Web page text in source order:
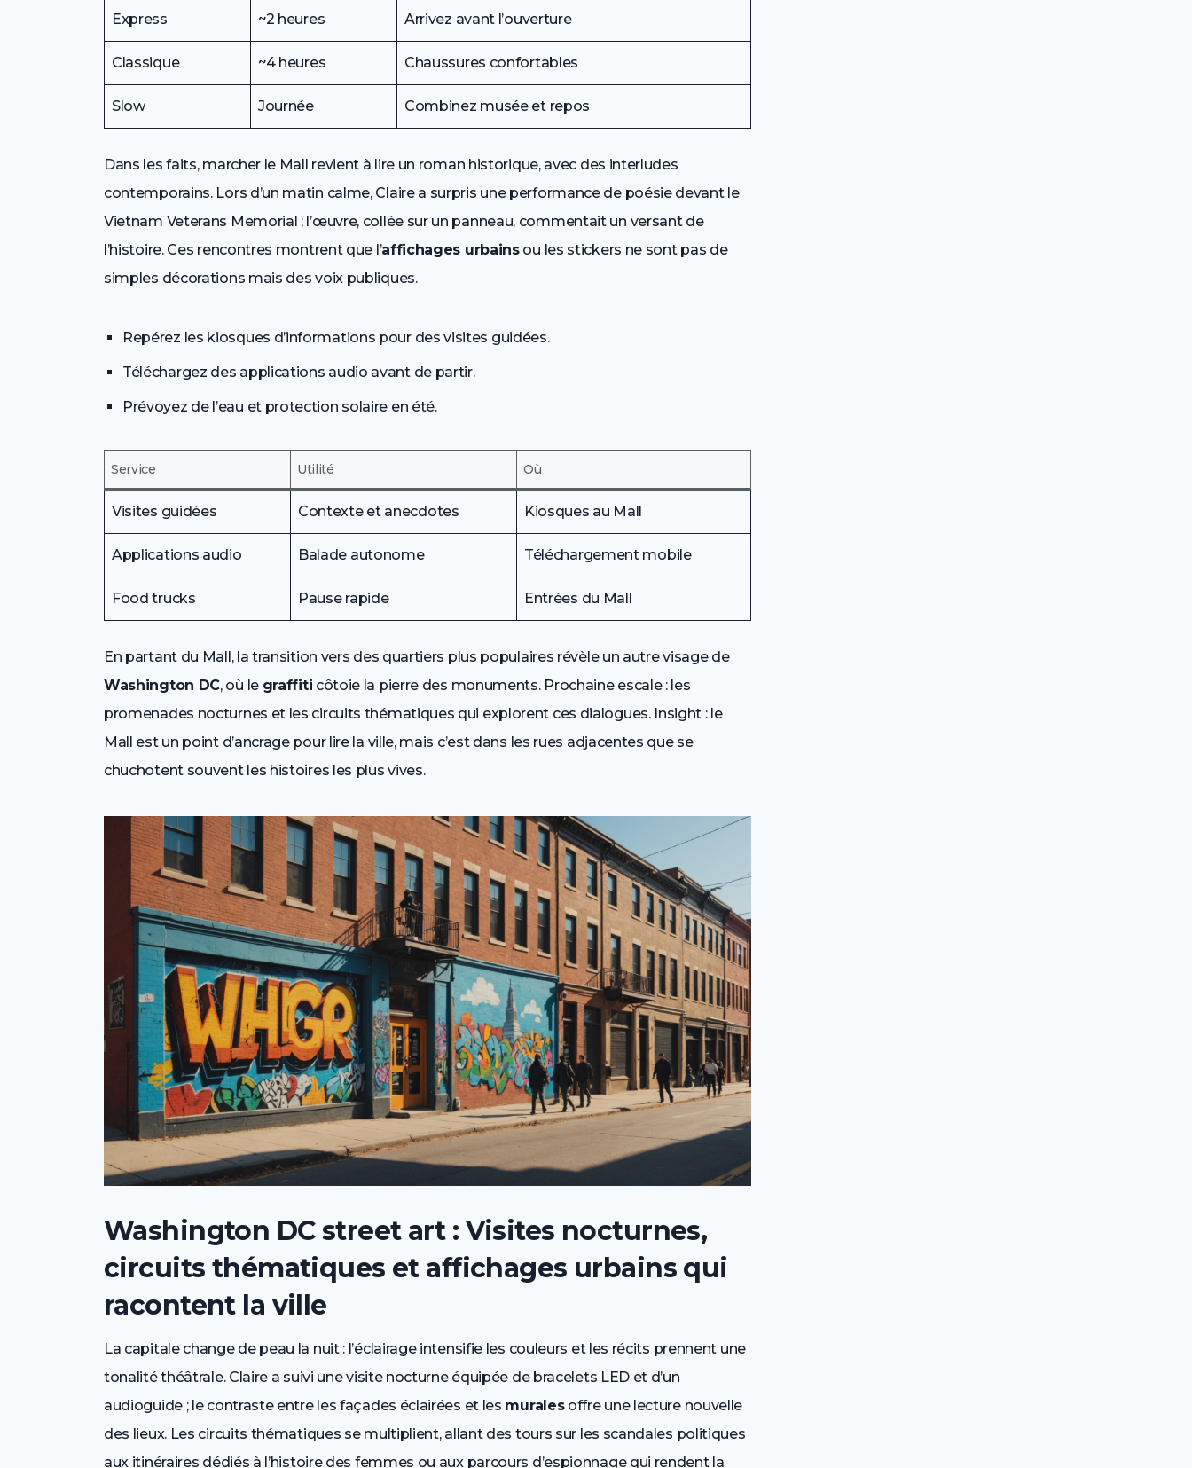
Express ~2 heures Arrivez avant l’ouverture
Classique ~4 heures Chaussures confortables
Slow Journée Combinez musée et repos
Dans les faits, marcher le Mall revient à lire un roman historique, avec des interludes
contemporains. Lors d’un matin calme, Claire a surpris une performance de poésie devant le
Vietnam Veterans Memorial ; l’œuvre, collée sur un panneau, commentait un versant de
l’histoire. Ces rencontres montrent que l’affichages urbainsou les stickers ne sont pas de
simples décorations mais des voix publiques.
Repérez les kiosques d’informations pour des visites guidées.
Téléchargez des applications audio avant de partir.
Prévoyez de l’eau et protection solaire en été.
Service Utilité Où
Visites guidées Contexte et anecdotes Kiosques au Mall
Applications audio Balade autonome Téléchargement mobile
Food trucks Pause rapide Entrées du Mall
En partant du Mall, la transition vers des quartiers plus populaires révèle un autre visage de
Washington DC, où le graffiti côtoie la pierre des monuments. Prochaine escale : les
promenades nocturnes et les circuits thématiques qui explorent ces dialogues. Insight : le
Mall est un point d’ancrage pour lire la ville, mais c’est dans les rues adjacentes que se
chuchotent souvent les histoires les plus vives.
Washington DC street art : Visites nocturnes,
circuits thématiques et affichages urbains qui
racontent la ville
La capitale change de peau la nuit : l’éclairage intensifie les couleurs et les récits prennent une
tonalité théâtrale. Claire a suivi une visite nocturne équipée de bracelets LED et d’un
audioguide ; le contraste entre les façades éclairées et les muralesoffre une lecture nouvelle
des lieux. Les circuits thématiques se multiplient, allant des tours sur les scandales politiques
aux itinéraires dédiés à l’histoire des femmes ou aux parcours d’espionnage qui rendent la